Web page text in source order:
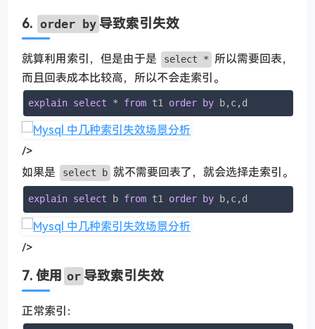
6. order by 导致索引失效
就算利用索引，但是由于是 select *
所以需要回表，
而且回表成本比较高，所以不会走索引。
explain select * from t1 order by b,c,d
/>
如果是
select b 就不需要回表了，就会选择走索引。
explain select b from t1 order by b,c,d
/>
7. 使用 or 导致索引失效
正常索引：